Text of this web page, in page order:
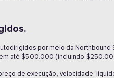
por meio da Northbound
até $500.000 (incluindo
de execução, velocidade,